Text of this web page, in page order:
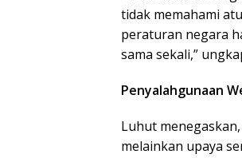
tidak memahami
peraturan negara
sama sekali,”
Penyalahgunaan
Luhut
melainkan upaya